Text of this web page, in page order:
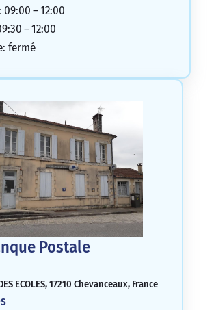
– 12:00
– 12:00
fermé
Postale
ECOLES, 17210 Chevanceaux, France